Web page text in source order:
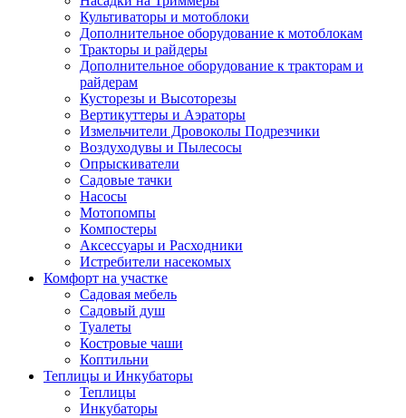
Культиваторы и мотоблоки
Дополнительное оборудование к мотоблокам
Тракторы и райдеры
Дополнительное оборудование к тракторам и
райдерам
Кусторезы и Высоторезы
Вертикуттеры и Аэраторы
Измельчители Дровоколы Подрезчики
Воздуходувы и Пылесосы
Опрыскиватели
Садовые тачки
Насосы
Мотопомпы
Компостеры
Аксессуары и Расходники
Истребители насекомых
Комфорт на участке
Садовая мебель
Садовый душ
Туалеты
Костровые чаши
Коптильни
Теплицы и Инкубаторы
Теплицы
Инкубаторы